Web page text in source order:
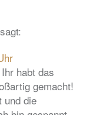
sagt:
habt das
gemacht!
und die